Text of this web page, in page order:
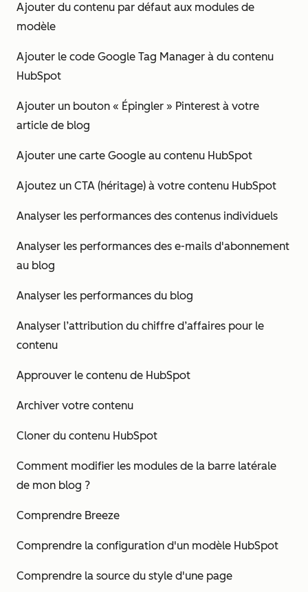
Ajouter du contenu par défaut aux modules de
modèle
Ajouter le code Google Tag Manager à du contenu
HubSpot
Ajouter un bouton « Épingler » Pinterest à votre
article de blog
Ajouter une carte Google au contenu HubSpot
Ajoutez un CTA (héritage) à votre contenu HubSpot
Analyser les performances des contenus individuels
Analyser les performances des e-mails d'abonnement
au blog
Analyser les performances du blog
Analyser l’attribution du chiffre d’affaires pour le
contenu
Approuver le contenu de HubSpot
Archiver votre contenu
Cloner du contenu HubSpot
Comment modifier les modules de la barre latérale
de mon blog ?
Comprendre Breeze
Comprendre la configuration d'un modèle HubSpot
Comprendre la source du style d'une page